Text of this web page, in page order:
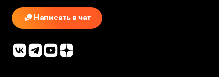
Написать в чат